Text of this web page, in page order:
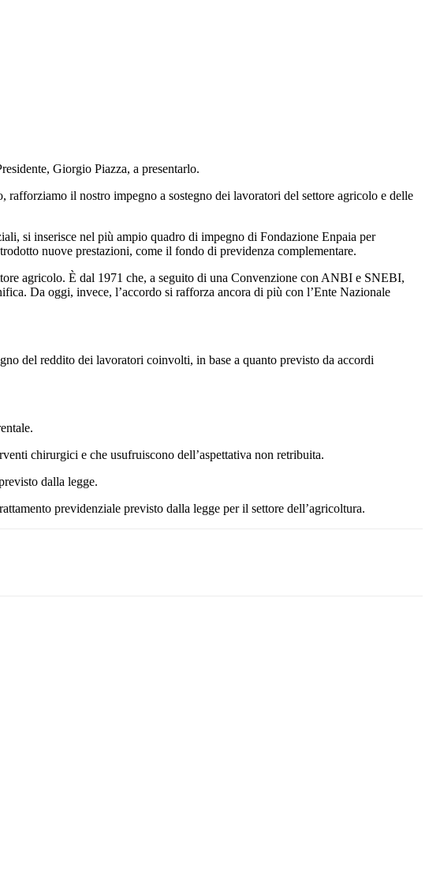
Giorgio Piazza, a presentarlo.
rafforziamo il nostro impegno a sostegno dei lavoratori del settore agricolo e delle
si inserisce nel più ampio quadro di impegno di Fondazione Enpaia per
nuove prestazioni, come il fondo di previdenza complementare.
agricolo. È dal 1971 che, a seguito di una Convenzione con ANBI e SNEBI,
Da oggi, invece, l’accordo si rafforza ancora di più con l’Ente Nazionale
del reddito dei lavoratori coinvolti, in base a quanto previsto da accordi
chirurgici e che usufruiscono dell’aspettativa non retribuita.
dalla legge.
previdenziale previsto dalla legge per il settore dell’agricoltura.